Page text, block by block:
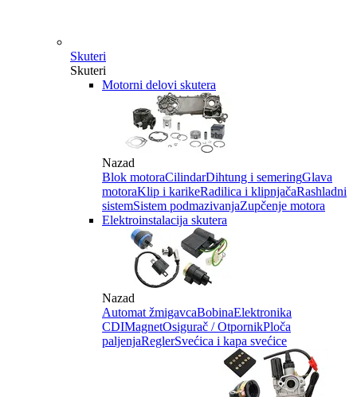
Skuteri
Skuteri
Motorni delovi skutera
Nazad
Blok motoraCilindarDihtung i semeringGlava
motoraKlip i karikeRadilica i klipnjačaRashladni
sistemSistem podmazivanjaZupčenje motora
Elektroinstalacija skutera
Nazad
Automat žmigavcaBobinaElektronika
CDIMagnetOsigurač / OtpornikPloča
paljenjaReglerSvećica i kapa svećice